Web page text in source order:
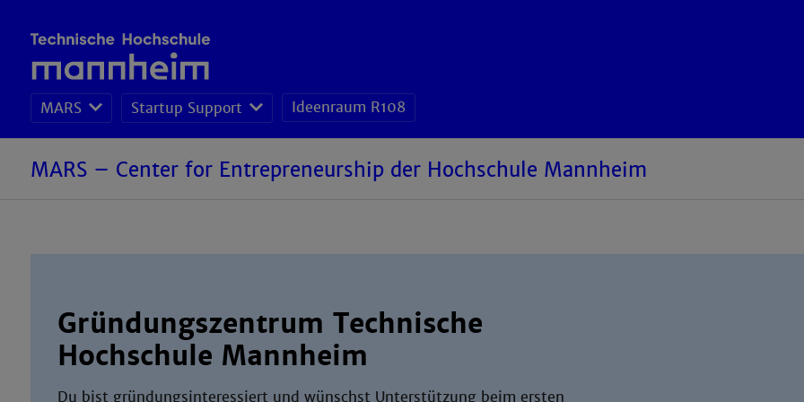
MARS Startup Support Ideenraum R108
MARS – Center for Entrepreneurship der Hochschule Mannheim
Gründungszentrum Technische
Hochschule Mannheim
Du bist gründungsinteressiert und wünschst Unterstützung beim ersten